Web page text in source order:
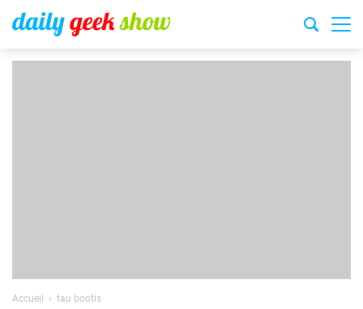
Accueil tau bootis